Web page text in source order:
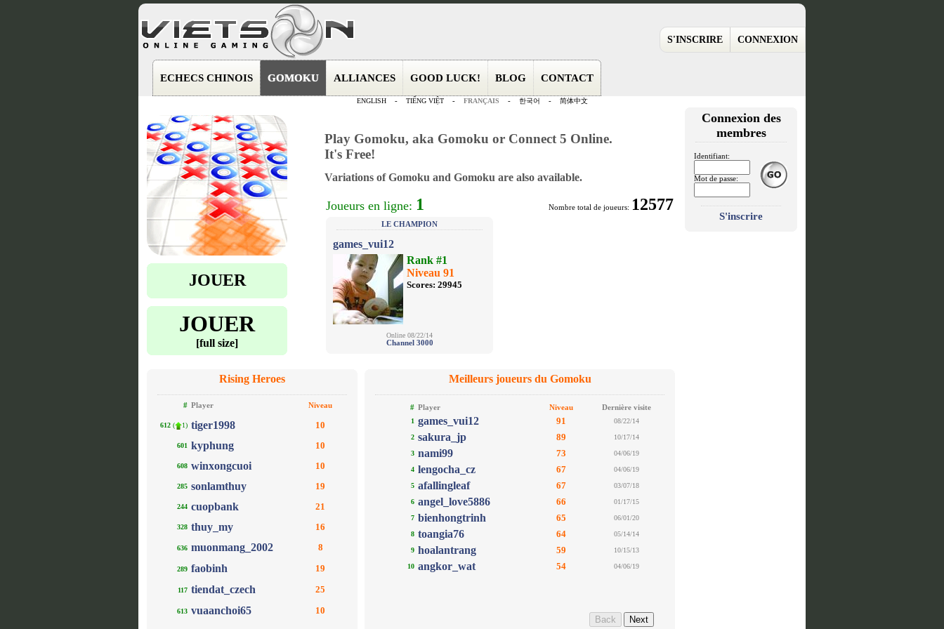
S'INSCRIRE CONNEXION
ECHECS CHINOIS GOMOKU ALLIANCES GOOD LUCK! BLOG CONTACT
ENGLISH- TIẾNG VIỆT- FRANÇAIS - 한국어 - 简体中文
JOUER
JOUER
[full size]
Play Gomoku, aka Gomoku or Connect 5 Online.
It's Free!
Variations of Gomoku and Gomoku are also available.
Joueurs en ligne: 1 Nombre total de joueurs: 12577
LE CHAMPION
games_vui12
Rank #1
Niveau 91
Scores: 29945
Online 08/22/14
Channel 3000
Rising Heroes
# Player Niveau
612 ( 1) tiger1998 10
601 kyphung 10
608 winxongcuoi 10
285 sonlamthuy 19
244 cuopbank 21
328 thuy_my 16
636 muonmang_2002 8
289 faobinh 19
117 tiendat_czech 25
613 vuaanchoi65 10
Meilleurs joueurs du Gomoku
# Player Niveau
Dernière visite
1 games_vui12 91 08/22/14
2 sakura_jp 89 10/17/14
3 nami99 73 04/06/19
4 lengocha_cz 67 04/06/19
5 afallingleaf 67 03/07/18
6 angel_love5886 66 01/17/15
7 bienhongtrinh 65 06/01/20
8 toangia76 64 05/14/14
9 hoalantrang 59 10/15/13
10 angkor_wat 54 04/06/19
Connexion des
membres
Identifiant:
Mot de passe:
S'inscrire